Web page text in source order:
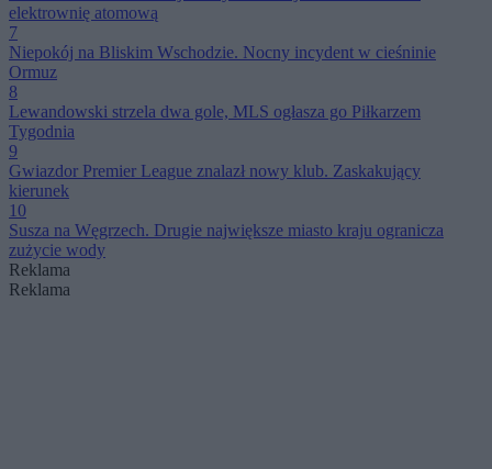
elektrownię atomową
7
Niepokój na Bliskim Wschodzie. Nocny incydent w cieśninie
Ormuz
8
Lewandowski strzela dwa gole, MLS ogłasza go Piłkarzem
Tygodnia
9
Gwiazdor Premier League znalazł nowy klub. Zaskakujący
kierunek
10
Susza na Węgrzech. Drugie największe miasto kraju ogranicza
zużycie wody
Reklama
Reklama